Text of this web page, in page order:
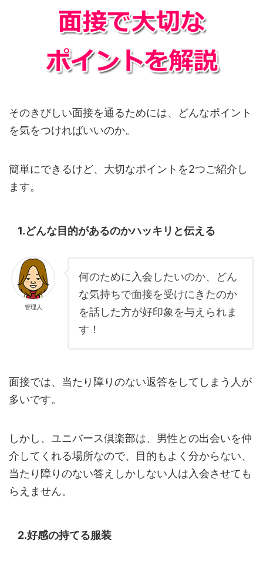
そのきびしい面接を通るためには、どんなポイント
を気をつければいいのか。
簡単にできるけど、大切なポイントを2つご紹介し
ます。
1.どんな目的があるのかハッキリと伝える
管理人
何のために入会したいのか、どん
な気持ちで面接を受けにきたのか
を話した方が好印象を与えられま
す！
面接では、当たり障りのない返答をしてしまう人が
多いです。
しかし、ユニバース倶楽部は、男性との出会いを仲
介してくれる場所なので、目的もよく分からない、
当たり障りのない答えしかしない人は入会させても
らえません。
2.好感の持てる服装